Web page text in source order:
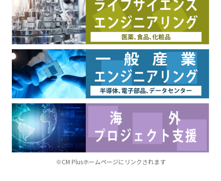
※CM Plusホームページにリンクされます